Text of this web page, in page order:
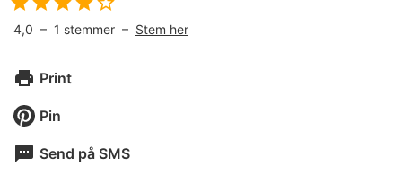
4,0 – 1 stemmer – Stem her
Print
Pin
Send på SMS